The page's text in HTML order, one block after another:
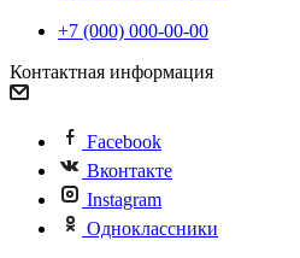
+7 (000) 000-00-00
Контактная информация
Facebook
Вконтакте
Instagram
Одноклассники